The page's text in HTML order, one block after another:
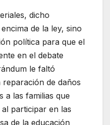
dicho
de la ley, sino
política para que el
en el debate
le faltó
de daños
a las familias que
participar en las
de la educación